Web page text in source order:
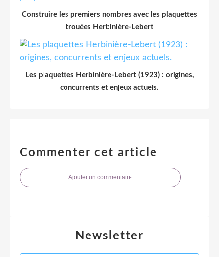
Construire les premiers nombres avec les plaquettes
trouées Herbinière-Lebert
Les plaquettes Herbinière-Lebert (1923) : origines,
concurrents et enjeux actuels.
Commenter cet article
Ajouter un commentaire
Newsletter